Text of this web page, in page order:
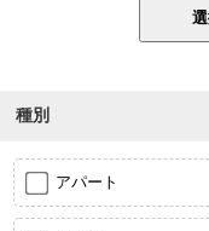
種別
アパート